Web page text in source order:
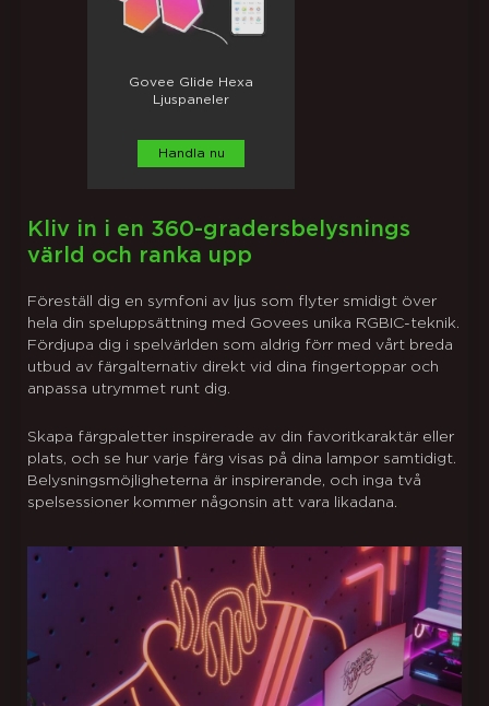
Govee Glide Hexa
Ljuspaneler
Handla nu
Kliv in i en 360-gradersbelysnings
värld och ranka upp
Föreställ dig en symfoni av ljus som flyter smidigt över
hela din speluppsättning med Govees unika RGBIC-teknik.
Fördjupa dig i spelvärlden som aldrig förr med vårt breda
utbud av färgalternativ direkt vid dina fingertoppar och
anpassa utrymmet runt dig.
Skapa färgpaletter inspirerade av din favoritkaraktär eller
plats, och se hur varje färg visas på dina lampor samtidigt.
Belysningsmöjligheterna är inspirerande, och inga två
spelsessioner kommer någonsin att vara likadana.